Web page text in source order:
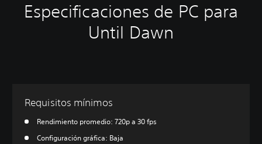
Especificaciones de PC para
Until Dawn
Requisitos mínimos
Rendimiento promedio: 720p a 30 fps
Configuración gráfica: Baja